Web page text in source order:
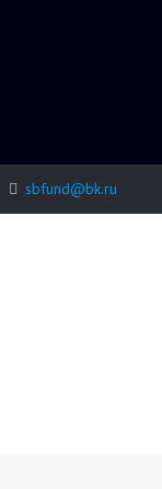
sbfund@bk.ru